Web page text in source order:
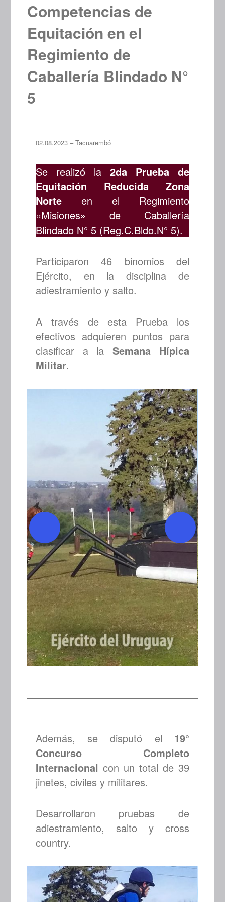
Competencias de
Equitación en el
Regimiento de
Caballería Blindado N°
5
02.08.2023 – Tacuarembó
Se realizó la 2da Prueba de
Equitación Reducida Zona
Norte en el Regimiento
«Misiones» de Caballería
Blindado N° 5 (Reg.C.Bldo.N° 5).
Participaron 46 binomios del
Ejército, en la disciplina de
adiestramiento y salto.
A través de esta Prueba los
efectivos adquieren puntos para
clasificar a laSemana Hípica
Militar.
Además, se disputó el 19°
Concurso Completo
Internacionalcon un total de 39
jinetes, civiles y militares.
Desarrollaron pruebas de
adiestramiento, salto y cross
country.